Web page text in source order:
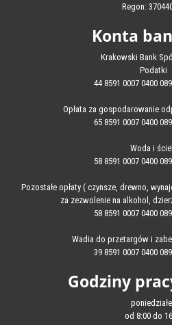
Regon:
Konta
Krakowski Bank
Podatki
44 8591 0007 0400
Opłata za gospodarowanie
65 8591 0007 0400
Woda i
58 8591 0007 0400
Pozostałe opłaty ( czynsze, drewno,
za zezwolenie na alkohol,
58 8591 0007 0400
Wadia do przetargów i
39 8591 0007 0400
Godziny
od 8:00 do